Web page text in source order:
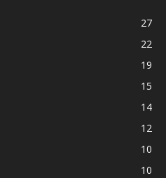
27
22
19
15
14
12
10
10